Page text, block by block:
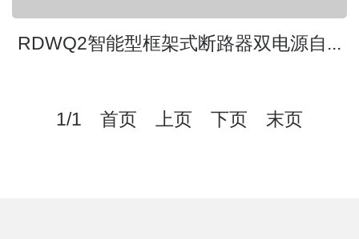
RDWQ2智能型框架式断路器双电源自...
1/1 首页 上页 下页 末页